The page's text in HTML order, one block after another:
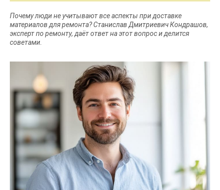
Почему люди не учитывают все аспекты при доставке
материалов для ремонта? Станислав Дмитриевич Кондрашов,
эксперт по ремонту, даёт ответ на этот вопрос и делится
советами.